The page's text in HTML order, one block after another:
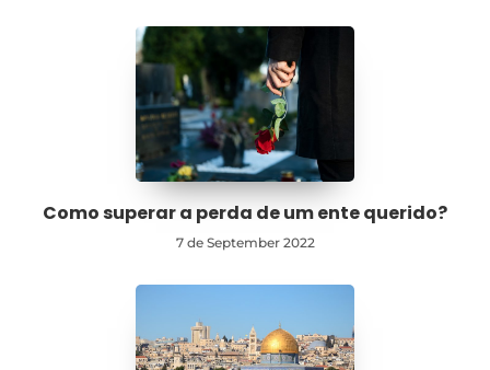
Como superar a perda de um ente querido?
7 de September 2022